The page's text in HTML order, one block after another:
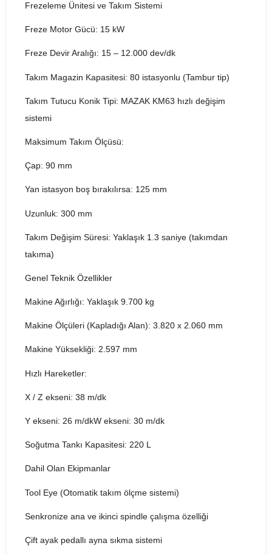
Frezeleme Ünitesi ve Takım Sistemi
Freze Motor Gücü: 15 kW
Freze Devir Aralığı: 15 – 12.000 dev/dk
Takım Magazin Kapasitesi: 80 istasyonlu (Tambur tip)
Takım Tutucu Konik Tipi: MAZAK KM63 hızlı değişim
sistemi
Maksimum Takım Ölçüsü:
Çap: 90 mm
Yan istasyon boş bırakılırsa: 125 mm
Uzunluk: 300 mm
Takım Değişim Süresi: Yaklaşık 1.3 saniye (takımdan
takıma)
Genel Teknik Özellikler
Makine Ağırlığı: Yaklaşık 9.700 kg
Makine Ölçüleri (Kapladığı Alan): 3.820 x 2.060 mm
Makine Yüksekliği: 2.597 mm
Hızlı Hareketler:
X / Z ekseni: 38 m/dk
Y ekseni: 26 m/dkW ekseni: 30 m/dk
Soğutma Tankı Kapasitesi: 220 L
Dahil Olan Ekipmanlar
Tool Eye (Otomatik takım ölçme sistemi)
Senkronize ana ve ikinci spindle çalışma özelliği
Çift ayak pedallı ayna sıkma sistemi